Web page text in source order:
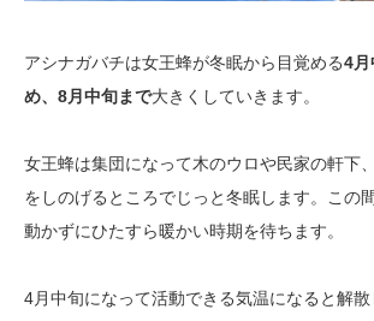
アシナガバチは女王蜂が冬眠から目覚める4月
め、8月中旬まで大きくしていきます。
女王蜂は集団になって木のウロや民家の軒下
をしのげるところでじっと冬眠します。この
動かずにひたすら暖かい時期を待ちます。
4月中旬になって活動できる気温になると解